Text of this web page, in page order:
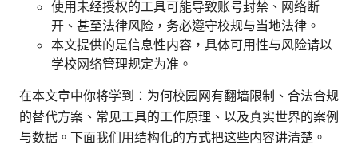
使用未经授权的工具可能导致账号封禁、网络断
开、甚至法律风险，务必遵守校规与当地法律。
本文提供的是信息性内容，具体可用性与风险请以
学校网络管理规定为准。
在本文章中你将学到：为何校园网有翻墙限制、合法合规
的替代方案、常见工具的工作原理、以及真实世界的案例
与数据。下面我们用结构化的方式把这些内容讲清楚。